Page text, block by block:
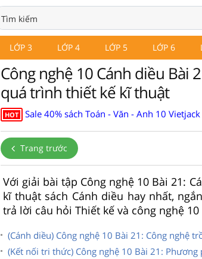
LỚP 3 LỚP 4 LỚP 5 LỚP 6
Công nghệ 10 Cánh diều Bài
quá trình thiết kế kĩ thuật
HOT Sale 40% sách Toán - Văn - Anh 10
Trang trước
Với giải bài tập Công nghệ 10 Bài 21:
kĩ thuật sách Cánh diều hay nhất,
trả lời câu hỏi Thiết kế và công nghệ 10
(Cánh diều) Công nghệ 10 Bài 21: Công nghệ
(Kết nối tri thức) Công nghệ 10 Bài 21: